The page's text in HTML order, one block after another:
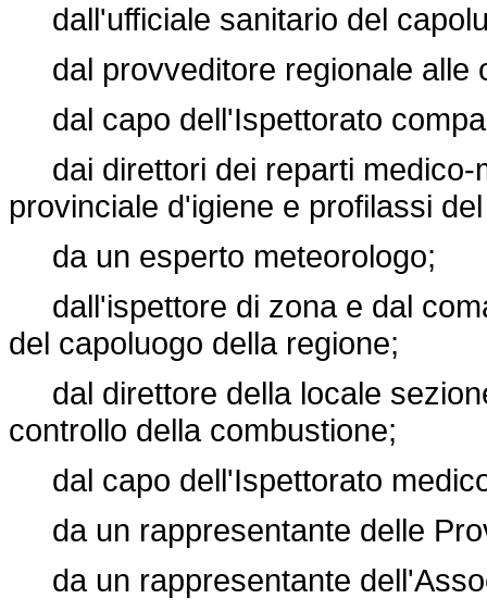
dall'ufficiale sanitario del
dal provveditore regionale alle
dal capo dell'Ispettorato
dai direttori dei reparti medico-
provinciale d'igiene e profilassi
da un esperto meteorologo;
dall'ispettore di zona e dal
del capoluogo della regione;
dal direttore della locale
controllo della combustione;
dal capo dell'Ispettorato
da un rappresentante delle
da un rappresentante